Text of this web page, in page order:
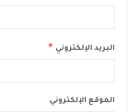
البريد الإلكتروني *
الموقع الإلكتروني